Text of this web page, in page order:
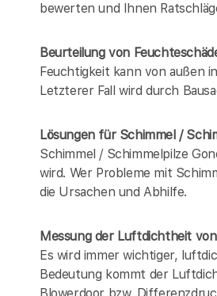
bewerten und Ihnen
Beurteilung von
Feuchtigkeit kann von außen
Letzterer Fall wird durch
Lösungen für Schimmel /
Schimmel / Schimmelpilze
wird. Wer Probleme mit
die Ursachen und Abhilfe.
Messung der Luftdichtheit
Es wird immer wichtiger,
Bedeutung kommt der